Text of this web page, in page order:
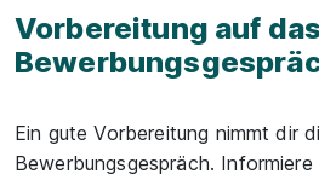
Vorbereitung auf das
Ein gute Vorbereitung nimmt dir
Bewerbungsgespräch.